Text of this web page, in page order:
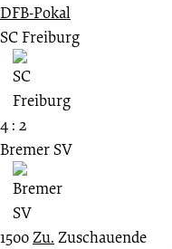
DFB-Pokal
SC Freiburg
4 : 2
Bremer SV
1500Zu. Zuschauende